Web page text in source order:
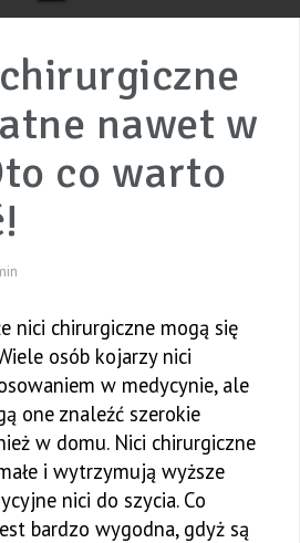
nawet w
co warto
nici chirurgiczne mogą się
osób kojarzy nici
w medycynie, ale
one znaleźć szerokie
w domu. Nici chirurgiczne
i wytrzymują wyższe
nici do szycia. Co
bardzo wygodna, gdyż są